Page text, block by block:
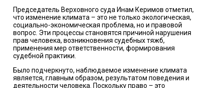
Председатель Верховного суда Инам Керимов отметил,
что изменение климата – это не только экологическая,
социально-экономическая проблема, но и правовой
вопрос. Эти процессы становятся причиной нарушения
прав человека, возникновения судебных тяжб,
применения мер ответственности, формирования
судебной практики.
Было подчеркнуто, наблюдаемое изменение климата
является, главным образом, результатом поведения и
деятельности человека. Поскольку право – это